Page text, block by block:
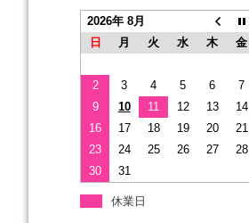
2026年 8月
日
月 火 水 木 金
2
3 4 5 6 7
9
10 11 12 13 14
16
17 18 19 20 21
23
24 25 26 27 28
30
31
休業日